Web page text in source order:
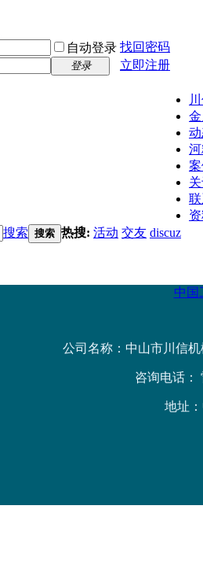
自动登录 找回密码
登录
立即注册
搜索 搜索 热搜: 活动 交友 discuz
中国
公司名称：中山市川信机
咨询电话：
地址